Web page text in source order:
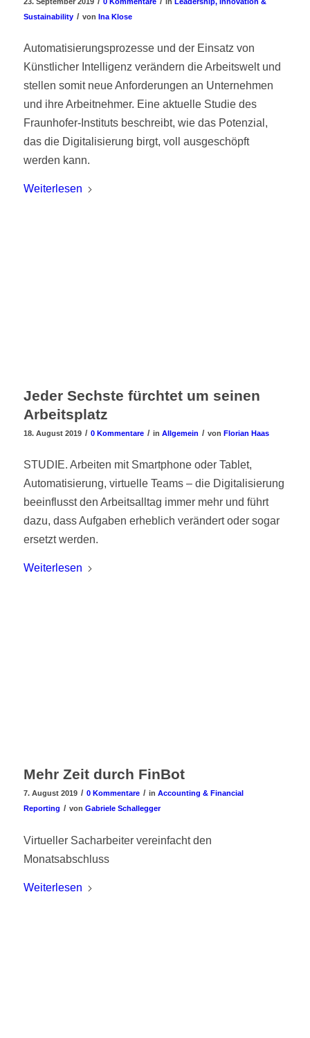
Sustainability / von Ina Klose
Automatisierungsprozesse und der Einsatz von
Künstlicher Intelligenz verändern die Arbeitswelt und
stellen somit neue Anforderungen an Unternehmen
und ihre Arbeitnehmer. Eine aktuelle Studie des
Fraunhofer-Instituts beschreibt, wie das Potenzial,
das die Digitalisierung birgt, voll ausgeschöpft
werden kann.
Weiterlesen
Jeder Sechste fürchtet um seinen
Arbeitsplatz
18. August 2019 / 0 Kommentare / in Allgemein / von Florian Haas
STUDIE. Arbeiten mit Smartphone oder Tablet,
Automatisierung, virtuelle Teams – die Digitalisierung
beeinflusst den Arbeitsalltag immer mehr und führt
dazu, dass Aufgaben erheblich verändert oder sogar
ersetzt werden.
Weiterlesen
Mehr Zeit durch FinBot
7. August 2019 / 0 Kommentare / in Accounting & Financial
Reporting / von Gabriele Schallegger
Virtueller Sacharbeiter vereinfacht den
Monatsabschluss
Weiterlesen